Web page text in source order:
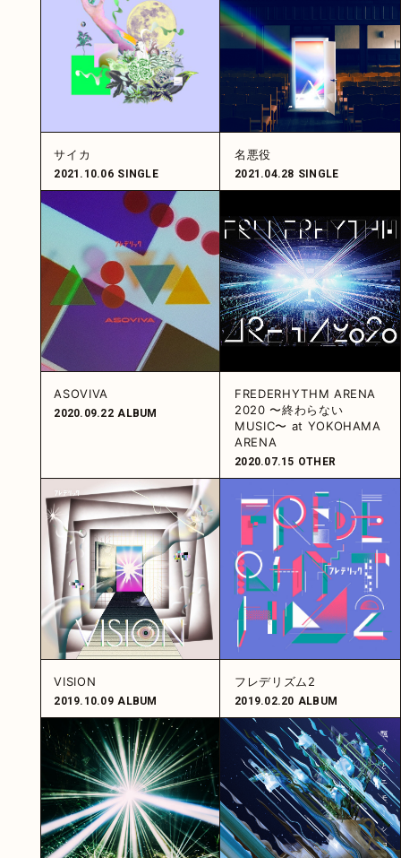
サイカ
2021.10.06 SINGLE
名悪役
2021.04.28 SINGLE
ASOVIVA
2020.09.22 ALBUM
FREDERHYTHM ARENA
2020 〜終わらない
MUSIC〜 at YOKOHAMA
ARENA
2020.07.15 OTHER
VISION
2019.10.09 ALBUM
フレデリズム2
2019.02.20 ALBUM